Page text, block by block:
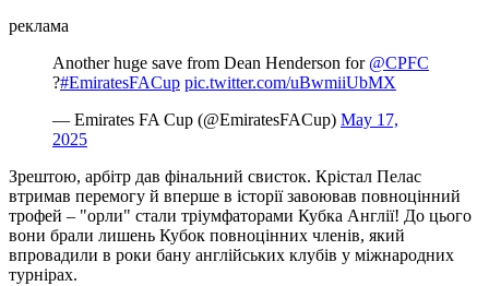
реклама
Another huge save from Dean Henderson for @CPFC
?#EmiratesFACup pic.twitter.com/uBwmiiUbMX
— Emirates FA Cup (@EmiratesFACup) May 17,
2025
Зрештою, арбітр дав фінальний свисток. Крістал Пелас
втримав перемогу й вперше в історії завоював повноцінний
трофей – "орли" стали тріумфаторами Кубка Англії! До цього
вони брали лишень Кубок повноцінних членів, який
впровадили в роки бану англійських клубів у міжнародних
турнірах.